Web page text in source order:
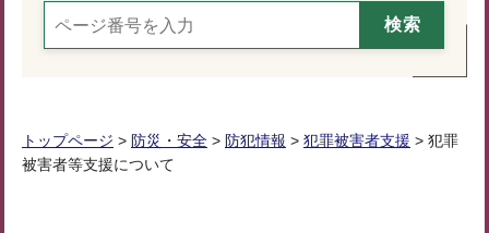
トップページ > 防災・安全 > 防犯情報 > 犯罪被害者支援 > 犯罪
被害者等支援について